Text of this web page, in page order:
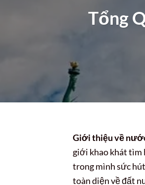
Tổng
Giới thiệu về
giới khao khát tìm
trong mình sức
toàn diện về đất